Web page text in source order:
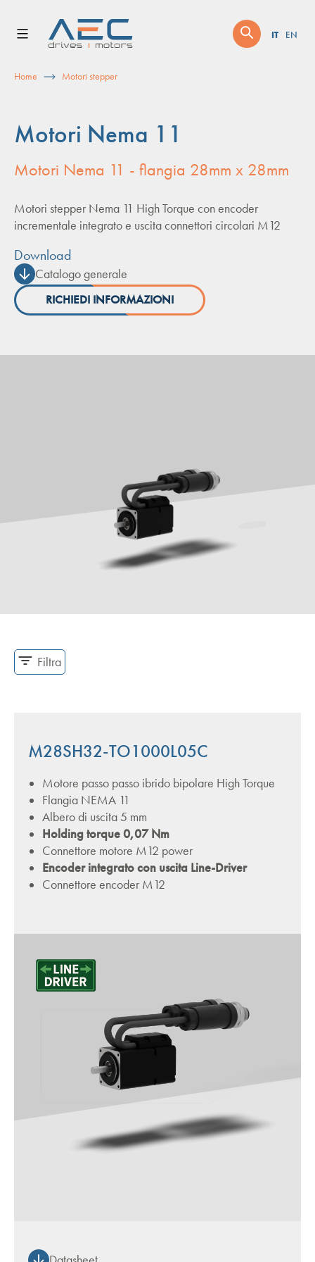
content
IT EN
Home Motori stepper
Motori Nema 11
Motori Nema 11 - flangia 28mm x 28mm
Motori stepper Nema 11 High Torque con encoder
incrementale integrato e uscita connettori circolari M12
Download
Catalogo generale
RICHIEDI INFORMAZIONI
Filtra
Tipi di encoder
M28SH32-TO1000L05C
Motore passo passo ibrido bipolare High Torque
Flangia NEMA 11
Albero di uscita 5 mm
Holding torque 0,07 Nm
Connettore motore M12 power
Encoder integrato con uscita Line-Driver
Connettore encoder M12